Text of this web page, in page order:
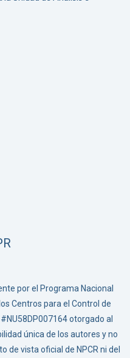
por el Programa Nacional
Centros para el Control de
otorgado al
única de los autores y no
de vista oficial de NPCR ni del